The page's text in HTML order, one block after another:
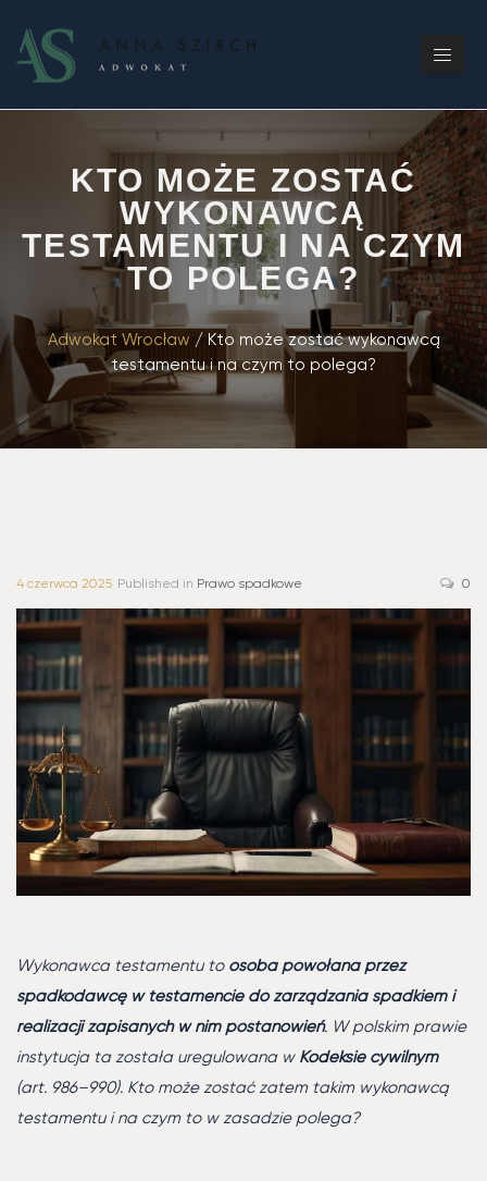
KTO MOŻE ZOSTAĆ
WYKONAWCĄ
TESTAMENTU I NA CZYM
TO POLEGA?
Adwokat Wrocław / Kto może zostać wykonawcą
testamentu i na czym to polega?
4 czerwca 2025 Published in Prawo spadkowe 0
Wykonawca testamentu to osoba powołana przez
spadkodawcę w testamencie do zarządzania spadkiem i
realizacji zapisanych w nim postanowień. W polskim prawie
instytucja ta została uregulowana w Kodeksie cywilnym
(art. 986–990). Kto może zostać zatem takim wykonawcą
testamentu i na czym to w zasadzie polega?